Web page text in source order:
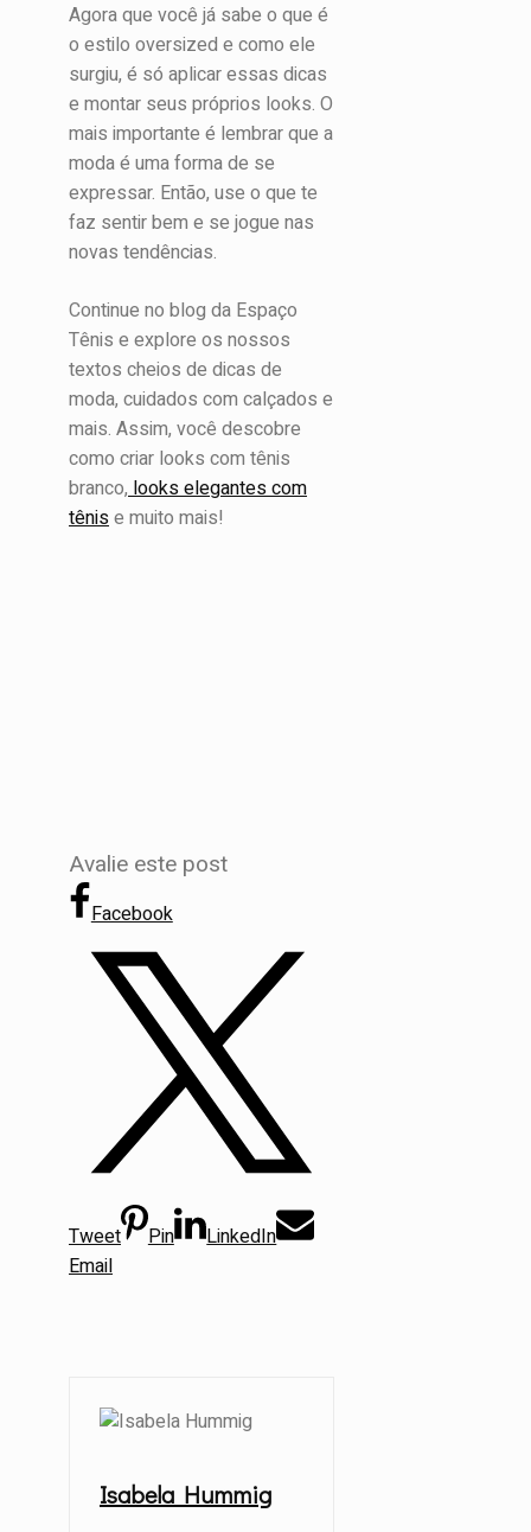
Agora que você já sabe o que é
o estilo oversized e como ele
surgiu, é só aplicar essas dicas
e montar seus próprios looks. O
mais importante é lembrar que a
moda é uma forma de se
expressar. Então, use o que te
faz sentir bem e se jogue nas
novas tendências.
Continue no blog da Espaço
Tênis e explore os nossos
textos cheios de dicas de
moda, cuidados com calçados e
mais. Assim, você descobre
como criar looks com tênis
branco,looks elegantes com
tênise muito mais!
Avalie este post
Facebook
Tweet Pin
LinkedIn
Email
Isabela Hummig